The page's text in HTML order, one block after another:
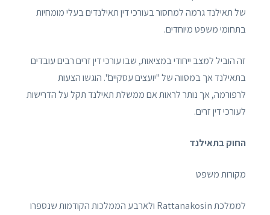
של תאילנד גרמה למחסור בעורכי דין תאילנדים בעלי מומחיות
בתחומי משפט מיוחדים.
זה הוביל למצב ייחודי במציאות, שבו עורכי דין זרים רבים עובדים
בתאילנד אך במסווה של "יועצים עסקיים". הוגשו הצעות
לרפורמה, אך נותר לראות אם ממשלת תאילנד תקל על הדרישות
לעורכי דין זרים.
החוק בתאילנד
מקורות משפט
לממלכת Rattanakosin ולארבע הממלכות הקודמות שנספרו